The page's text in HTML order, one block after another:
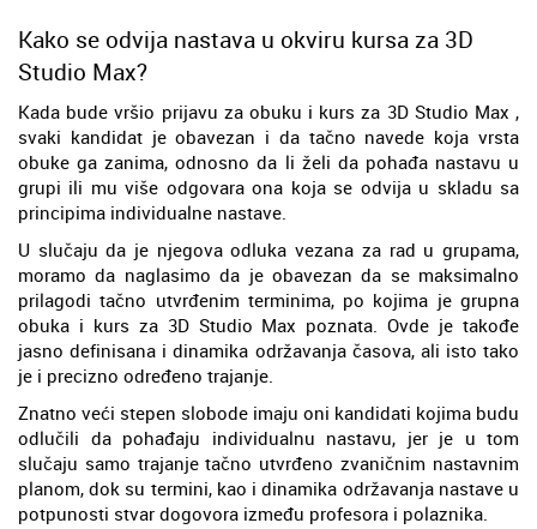
Kako se odvija nastava u okviru kursa za 3D
Studio Max?
Kada bude vršio prijavu za obuku i kurs za 3D Studio Max ,
svaki kandidat je obavezan i da tačno navede koja vrsta
obuke ga zanima, odnosno da li želi da pohađa nastavu u
grupi ili mu više odgovara ona koja se odvija u skladu sa
principima individualne nastave.
U slučaju da je njegova odluka vezana za rad u grupama,
moramo da naglasimo da je obavezan da se maksimalno
prilagodi tačno utvrđenim terminima, po kojima je grupna
obuka i kurs za 3D Studio Max poznata. Ovde je takođe
jasno definisana i dinamika održavanja časova, ali isto tako
je i precizno određeno trajanje.
Znatno veći stepen slobode imaju oni kandidati kojima budu
odlučili da pohađaju individualnu nastavu, jer je u tom
slučaju samo trajanje tačno utvrđeno zvaničnim nastavnim
planom, dok su termini, kao i dinamika održavanja nastave u
potpunosti stvar dogovora između profesora i polaznika.